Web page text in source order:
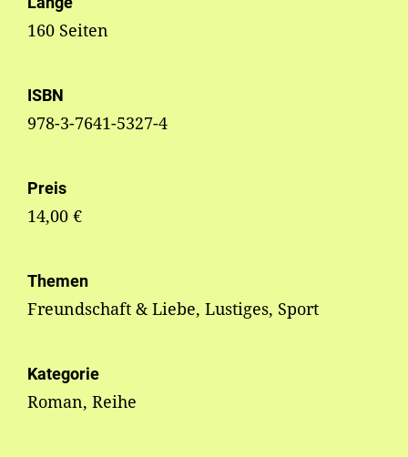
160 Seiten
ISBN
978-3-7641-5327-4
Preis
14,00 €
Themen
Freundschaft & Liebe, Lustiges, Sport
Kategorie
Roman, Reihe